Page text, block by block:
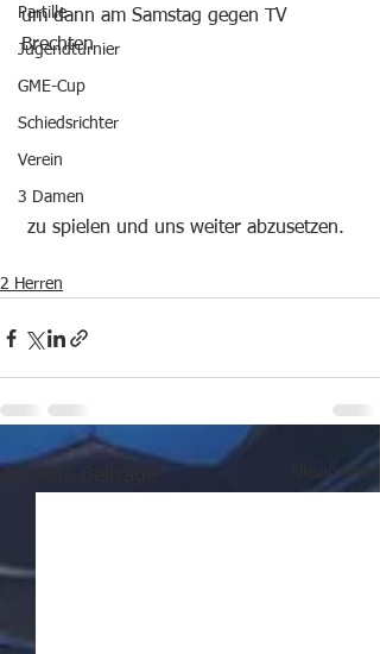
Partille
Jugendturnier
GME-Cup
Schiedsrichter
Verein
3 Damen
um dann am Samstag gegen TV
Brechten
zu spielen und uns weiter abzusetzen.
2 Herren
Aktuelle Beiträge Alle ansehen